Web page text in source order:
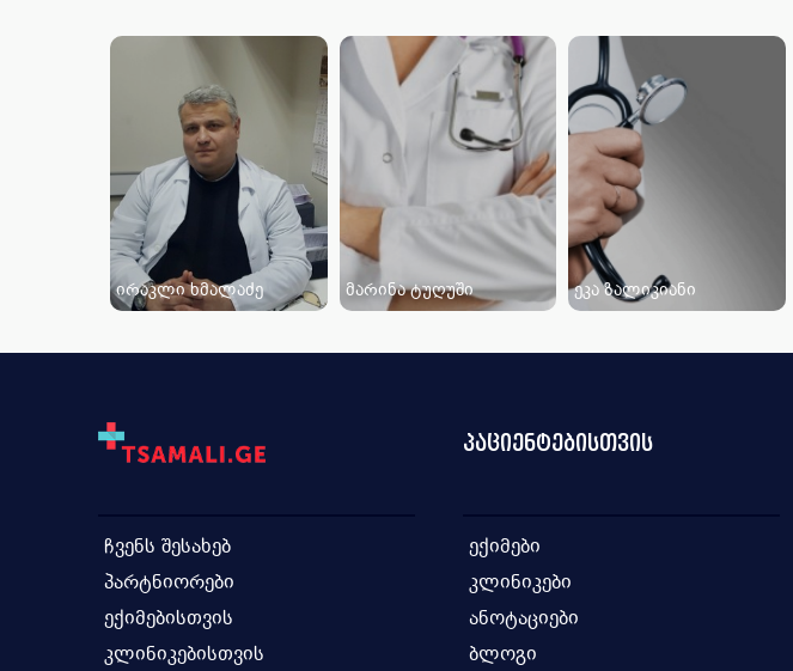
ირაკლი ხმალაძე მარინა ტუღუში ეკა ზალიკიანი
ჩვენს შესახებ
პარტნიორები
ექიმებისთვის
კლინიკებისთვის
პაციენტებისთვის
ექიმები
კლინიკები
ანოტაციები
ბლოგი